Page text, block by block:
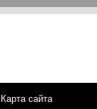
Карта сайта